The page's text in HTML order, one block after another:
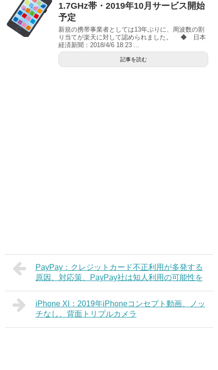
1.7GHz帯・2019年10月サービス開始
予定
新規の携帯事業者としては13年ぶりに、周波数の割
り当てが楽天に対して認められました。 ◆ 日本
経済新聞：2018/4/6 18:23 ...
記事を読む
PayPay：クレジットカード不正利用が多発する
原因、対応策、PayPay社は知人利用の可能性を
iPhone XI：2019年iPhoneコンセプト動画、ノッ
チなし、背面トリプルカメラ